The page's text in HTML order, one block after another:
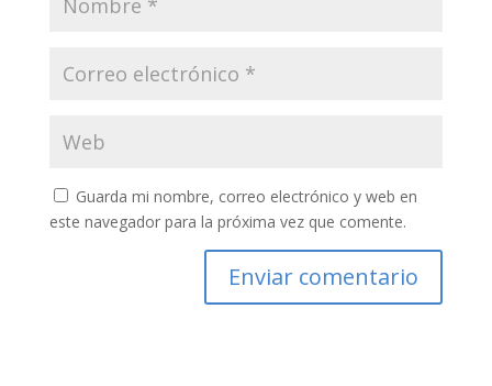
Guarda mi nombre, correo electrónico y web en
este navegador para la próxima vez que comente.